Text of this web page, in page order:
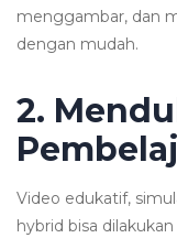
menggambar, dan
dengan mudah.
2.
Video edukatif,
hybrid bisa